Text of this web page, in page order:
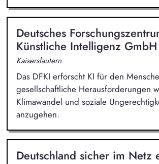
Deutsches
Künstliche Intelligenz
Kaiserslautern
Das DFKI erforscht KI für den
gesellschaftliche Herausforderungen
Klimawandel und soziale
anzugehen.
Deutschland sicher im Netz